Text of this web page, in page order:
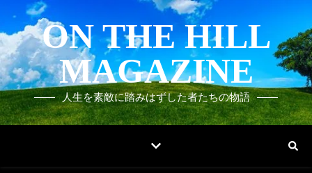
ON THE HILL
MAGAZINE
人生を素敵に踏みはずした者たちの物語